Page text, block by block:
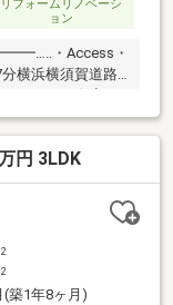
リフォームリノベーシ
ョン
・Access・
横浜横須賀道路
・‥…━━━☆◆リ
ポーツを満喫し
ガレージ◇ガレー
ギア収納にも便
海を感じながら
ス良好 週末のレ
る環境津久井浜海
円 3LDK
2
2
(築1年8ヶ月)